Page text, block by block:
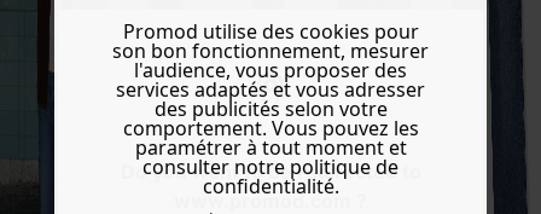
Do you want to be redirected to
www.promod.com ?
Promod utilise des cookies pour
son bon fonctionnement, mesurer
l'audience, vous proposer des
services adaptés et vous adresser
des publicités selon votre
comportement. Vous pouvez les
paramétrer à tout moment et
consulter notre politique de
confidentialité.